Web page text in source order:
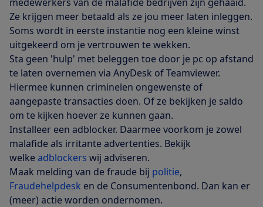
Ze krijgen meer betaald als ze jou meer laten inleggen.
Soms wordt in eerste instantie nog een kleine winst
uitgekeerd om je vertrouwen te wekken.
Sta geen 'hulp' met beleggen toe door je pc op afstand
te laten overnemen via AnyDesk of Teamviewer.
Hiermee kunnen criminelen ongewenste of
aangepaste transacties doen. Of ze bekijken je saldo
om te kijken hoever ze kunnen gaan.
Installeer een adblocker. Daarmee voorkom je zowel
malafide als irritante advertenties. Bekijk
welkeadblockers wij adviseren.
Maak melding van de fraude bij politie,
Fraudehelpdesk en de Consumentenbond. Dan kan er
(meer) actie worden ondernomen.